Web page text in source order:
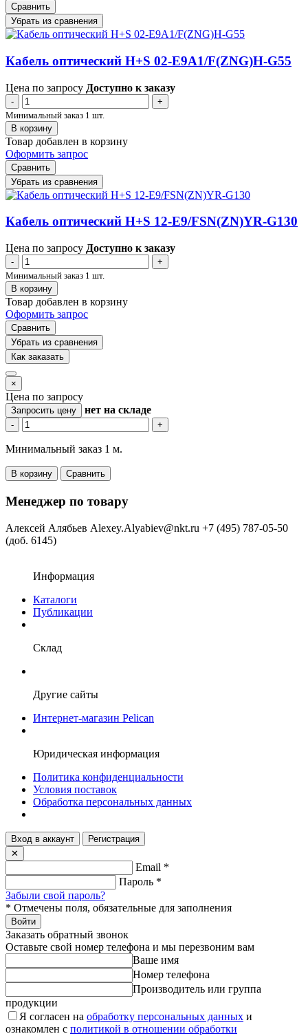
Сравнить
Убрать из сравнения
Кабель оптический H+S 02-E9A1/F(ZNG)H-G55
Цена по запросу Доступно к заказу
-
+
Минимальный заказ 1 шт.
В корзину
Товар добавлен в корзину
Оформить запрос
Сравнить
Убрать из сравнения
Кабель оптический H+S 12-E9/FSN(ZN)YR-G130
Цена по запросу Доступно к заказу
-
+
Минимальный заказ 1 шт.
В корзину
Товар добавлен в корзину
Оформить запрос
Сравнить
Убрать из сравнения
Как заказать
×
Цена по запросу
Запросить цену нет на складе
- +
Минимальный заказ 1 м.
В корзину Сравнить
Менеджер по товару
Алексей Алябьев Alexey.Alyabiev@nkt.ru +7 (495) 787-05-50
(доб. 6145)
Информация
Каталоги
Публикации
Склад
Другие сайты
Интернет-магазин Pelican
Юридическая информация
Политика конфиденциальности
Условия поставок
Обработка персональных данных
Вход в аккаунт
Регистрация
✕
Email *
Пароль *
Забыли свой пароль?
* Отмечены поля, обязательные для заполнения
Войти
Заказать обратный звонок
Оставьте свой номер телефона и мы перезвоним вам
Ваше имя
Номер телефона
Производитель или группа
продукции
Я согласен на обработку персональных данных и
ознакомлен с политикой в отношении обработки